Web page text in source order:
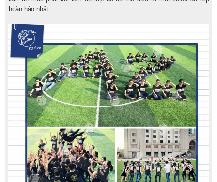
hoàn hảo nhất.